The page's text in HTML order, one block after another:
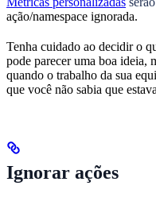
ação/namespace ignorada.
Tenha cuidado ao decidir o
pode parecer uma boa ideia,
quando o trabalho da sua
que você não sabia que
Ignorar ações